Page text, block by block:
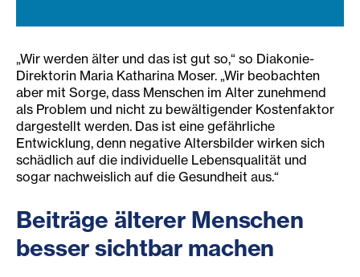
„Wir werden älter und das ist gut so,“ so Diakonie-
Direktorin Maria Katharina Moser. „Wir beobachten
aber mit Sorge, dass Menschen im Alter zunehmend
als Problem und nicht zu bewältigender Kostenfaktor
dargestellt werden. Das ist eine gefährliche
Entwicklung, denn negative Altersbilder wirken sich
schädlich auf die individuelle Lebensqualität und
sogar nachweislich auf die Gesundheit aus.“
Beiträge älterer Menschen
besser sichtbar machen